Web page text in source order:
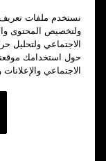
حاسبة العملات
تداول
نستخدم ملفات تعريف
ولتخصيص المحتوى
الاجتماعي ولتحليل
حول استخدامك
الاجتماعي والإعلانات